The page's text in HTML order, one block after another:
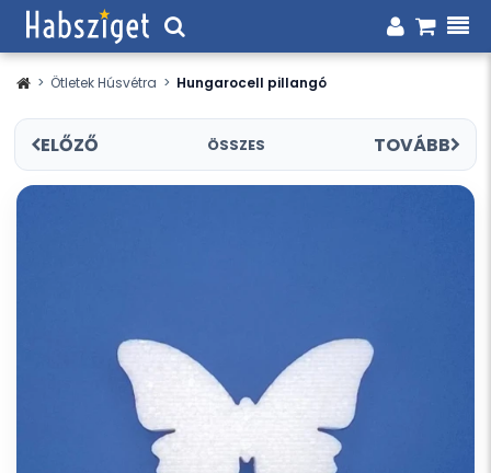
> Ötletek Húsvétra > Hungarocell pillangó
ELŐZŐ ÖSSZES TOVÁBB